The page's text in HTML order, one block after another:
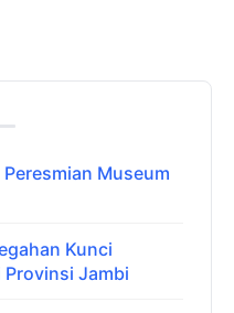
Museum
Kunci
Jambi